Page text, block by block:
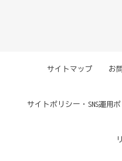
サイトマップ お
サイトポリシー・SNS運用